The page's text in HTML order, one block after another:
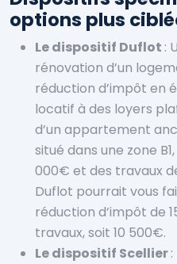
options plus
Le dispositif Duflot :
rénovation d’un
réduction d’impôt en
locatif à des loyers
d’un appartement
situé dans une zone
000€ et des travaux
Duflot pourrait vous
réduction d’impôt de
travaux, soit 10 500€.
Le dispositif Scellier